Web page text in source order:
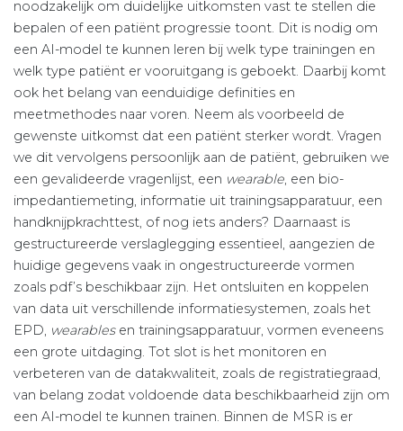
noodzakelijk om duidelijke uitkomsten vast te stellen die
bepalen of een patiënt progressie toont. Dit is nodig om
een AI-model te kunnen leren bij welk type trainingen en
welk type patiënt er vooruitgang is geboekt. Daarbij komt
ook het belang van eenduidige definities en
meetmethodes naar voren. Neem als voorbeeld de
gewenste uitkomst dat een patiënt sterker wordt. Vragen
we dit vervolgens persoonlijk aan de patiënt, gebruiken we
een gevalideerde vragenlijst, een wearable, een bio-
impedantiemeting, informatie uit trainingsapparatuur, een
handknijpkrachttest, of nog iets anders? Daarnaast is
gestructureerde verslaglegging essentieel, aangezien de
huidige gegevens vaak in ongestructureerde vormen
zoals pdf’s beschikbaar zijn. Het ontsluiten en koppelen
van data uit verschillende informatiesystemen, zoals het
EPD, wearablesen trainingsapparatuur, vormen eveneens
een grote uitdaging. Tot slot is het monitoren en
verbeteren van de datakwaliteit, zoals de registratiegraad,
van belang zodat voldoende data beschikbaarheid zijn om
een AI-model te kunnen trainen. Binnen de MSR is er